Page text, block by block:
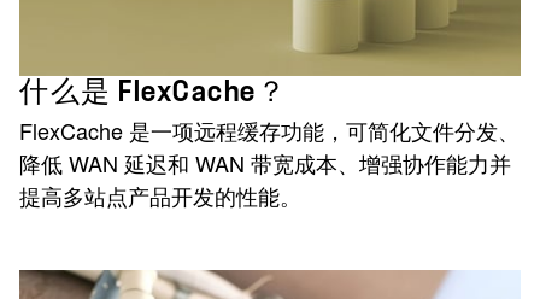
什么是 FlexCache？
FlexCache 是一项远程缓存功能，可简化文件分发、
降低 WAN 延迟和 WAN 带宽成本、增强协作能力并
提高多站点产品开发的性能。